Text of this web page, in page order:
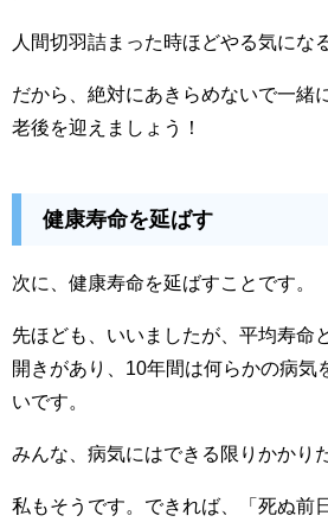
人間切羽詰まった時ほどやる気にな
だから、絶対にあきらめないで一緒
老後を迎えましょう！
健康寿命を延ばす
次に、健康寿命を延ばすことです。
先ほども、いいましたが、平均寿命
開きがあり、10年間は何らかの病気
いです。
みんな、病気にはできる限りかかり
私もそうです。できれば、「死ぬ前